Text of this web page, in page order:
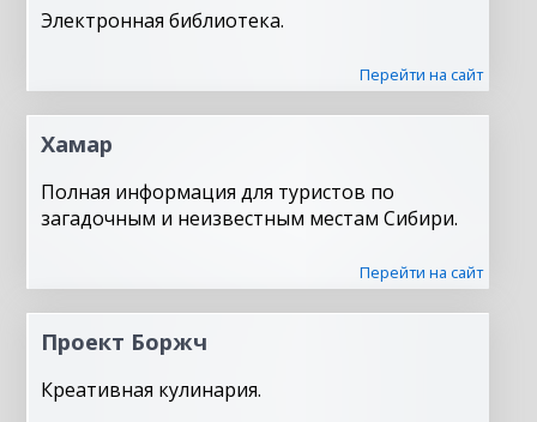
Электронная библиотека.
Перейти на сайт
Хамар
Полная информация для туристов по
загадочным и неизвестным местам Сибири.
Перейти на сайт
Проект Боржч
Креативная кулинария.